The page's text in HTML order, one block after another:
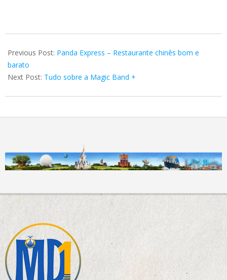
09-
27
Previous Post: Panda Express – Restaurante chinês bom e
barato
Next Post: Tudo sobre a Magic Band +